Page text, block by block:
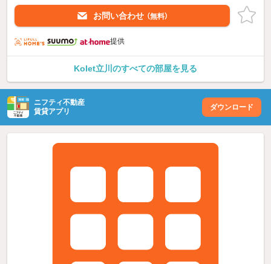
お問い合わせ （無料）
提供
Kolet立川のすべての部屋を見る
ニフティ不動産
賃貸アプリ
ダウンロード